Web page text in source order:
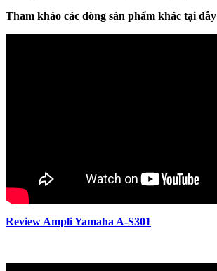
Tham khảo các dòng sản phẩm khác tại đây
Review Ampli Yamaha A-S301